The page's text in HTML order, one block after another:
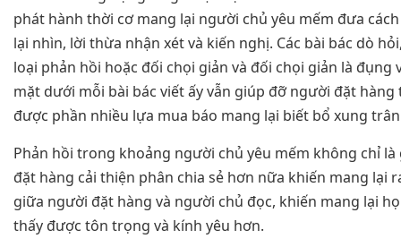
phát hành thời cơ mang lại người chủ yêu mếm đưa
lại nhìn, lời thừa nhận xét và kiến nghị. Các bài bác dò
loại phản hồi hoặc đối chọi giản và đối chọi giản là đụng
mặt dưới mỗi bài bác viết ấy vẫn giúp đỡ người đặt hàng
được phần nhiều lựa mua báo mang lại biết bổ xung
Phản hồi trong khoảng người chủ yêu mếm không chỉ
đặt hàng cải thiện phân chia sẻ hơn nữa khiến mang lại
giữa người đặt hàng và người chủ đọc, khiến mang lại
thấy được tôn trọng và kính yêu hơn.